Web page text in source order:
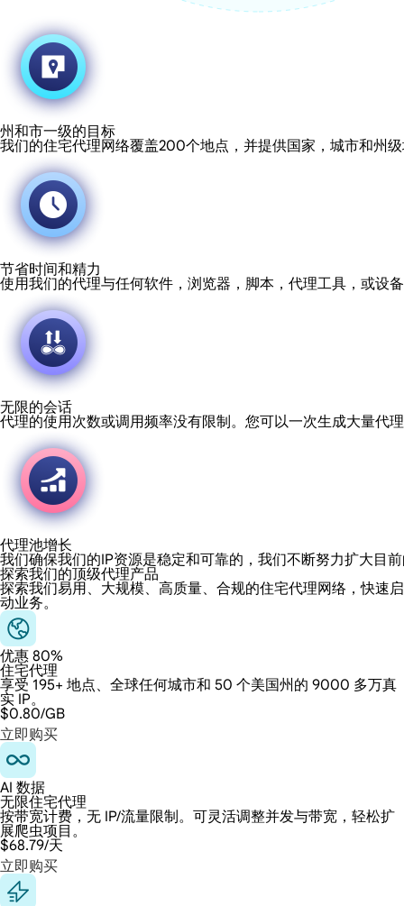
州和市一级的目标
我们的住宅代理网络覆盖200个地点，并提供国家，城市和州
节省时间和精力
使用我们的代理与任何软件，浏览器，脚本，代理工具，或设
无限的会话
代理的使用次数或调用频率没有限制。您可以一次生成大量代
代理池增长
我们确保我们的IP资源是稳定和可靠的，我们不断努力扩大目
探索我们的顶级代理产品
探索我们易用、大规模、高质量、合规的住宅代理网络，快速启
动业务。
优惠 80%
住宅代理
享受 195+ 地点、全球任何城市和 50 个美国州的 9000 多万真
实 IP。
$0.80/GB
立即购买
AI 数据
无限住宅代理
按带宽计费，无 IP/流量限制。可灵活调整并发与带宽，轻松扩
展爬虫项目。
$68.79/天
立即购买